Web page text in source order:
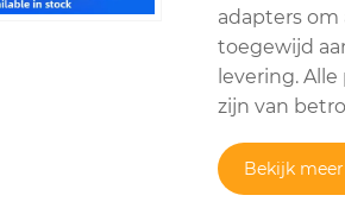
adapters
toegewijd
levering.
zijn van
Bekijk meer